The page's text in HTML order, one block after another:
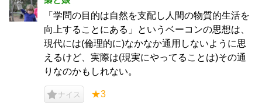
「学問の目的は自然を支配し人間の物質的生活を
向上することにある」というベーコンの思想は、
現代には(倫理的に)なかなか通用しないように思
えるけど、実際は(現実にやってることは)その通
りなのかもしれない。
ナイス ★3